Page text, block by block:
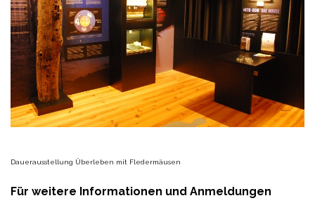
Dauerausstellung Überleben mit Fledermäusen
Für weitere Informationen und Anmeldungen